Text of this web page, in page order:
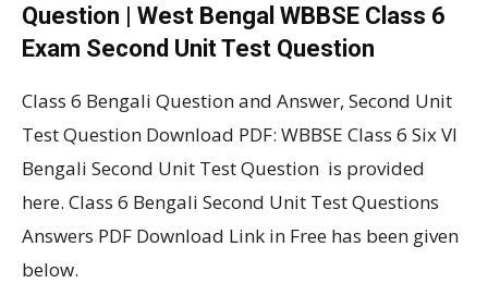
Question | West Bengal WBBSE Class 6
Exam Second Unit Test Question
Class 6 Bengali Question and Answer, Second Unit
Test Question Download PDF: WBBSE Class 6 Six VI
Bengali Second Unit Test Question is provided
here. Class 6 Bengali Second Unit Test Questions
Answers PDF Download Link in Free has been given
below.